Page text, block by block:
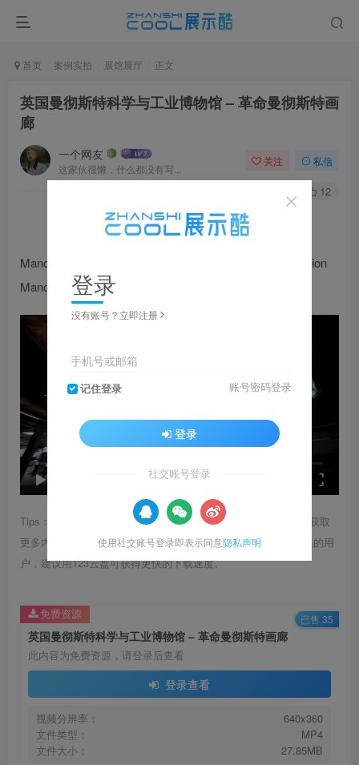
首页 案例实拍 展馆展厅 正文
英国曼彻斯特科学与工业博物馆 – 革命曼彻斯特画
廊
一个网友
这家伙很懒，什么都没有写...
关注 私信
12
Manchester Museum of Science and Industry – Revolution
Manchester Gallery
Video load failed
Tips：1.内容图片或视频可能会有压缩，若文章提供下载服务，获取
更多内容（无展示酷水印）可在下方下载； 2.没有百度网盘会员的用
户，建议用123云盘可获得更快的下载速度。
英国曼彻斯特科学与工业博物馆 – 革命曼彻斯特画廊
此内容为免费资源，请登录后查看
登录查看
视频分辨率：
640x360
文件类型：
MP4
文件大小：
27.85MB
免费资源 已售 35
登录
没有账号？立即注册
手机号或邮箱
记住登录 账号密码登录
登录
社交账号登录
使用社交账号登录即表示同意隐私声明